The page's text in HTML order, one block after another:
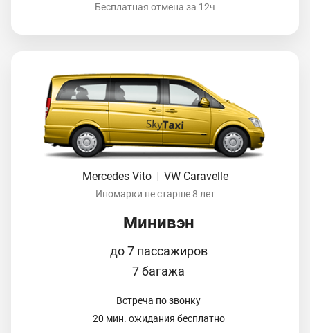
Бесплатная отмена за 12ч
Mercedes Vito VW Caravelle
Иномарки не старше 8 лет
Минивэн
до 7 пассажиров
7 багажа
Встреча по звонку
20 мин. ожидания бесплатно